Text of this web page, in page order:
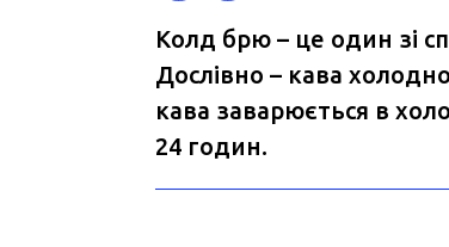
Колд брю – це один зі
Дослівно – кава
кава заварюється в
24 годин.